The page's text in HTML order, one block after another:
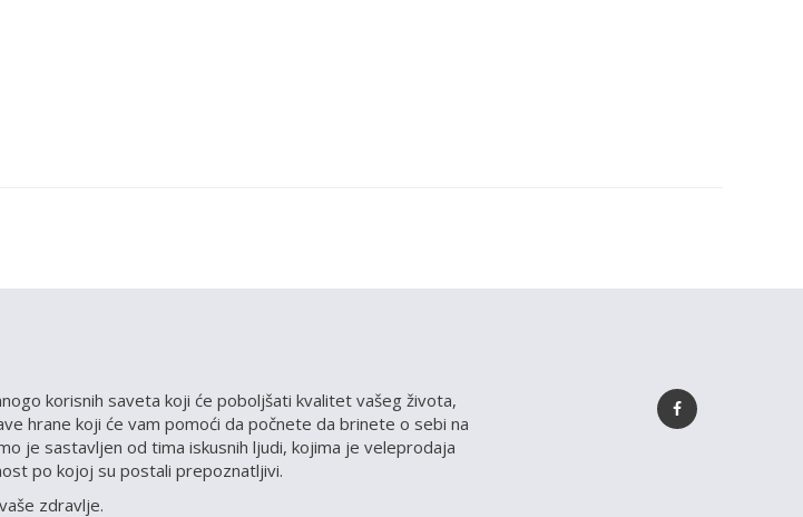
korisnih saveta koji će poboljšati kvalitet vašeg života,
hrane koji će vam pomoći da počnete da brinete o sebi na
je sastavljen od tima iskusnih ljudi, kojima je veleprodaja
po kojoj su postali prepoznatljivi.
zdravlje.